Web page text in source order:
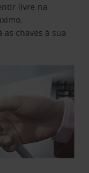
livre na
chaves à sua